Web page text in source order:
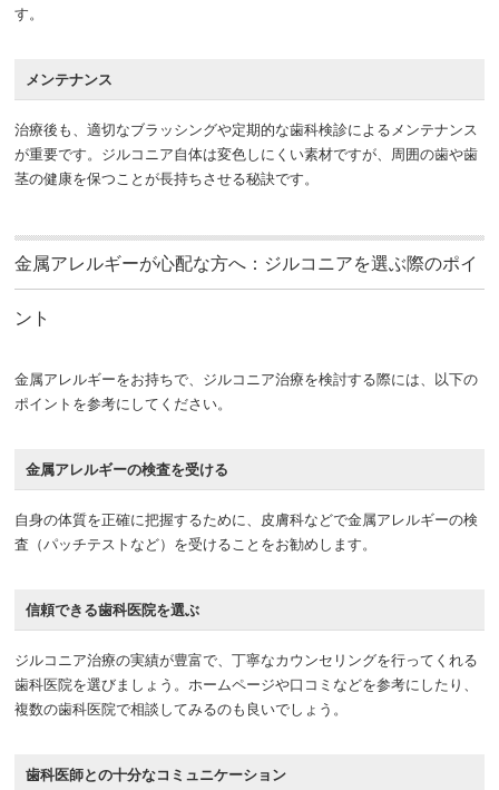
す。
メンテナンス
治療後も、適切なブラッシングや定期的な歯科検診によるメンテナンス
が重要です。ジルコニア自体は変色しにくい素材ですが、周囲の歯や歯
茎の健康を保つことが長持ちさせる秘訣です。
金属アレルギーが心配な方へ：ジルコニアを選ぶ際のポイ
ント
金属アレルギーをお持ちで、ジルコニア治療を検討する際には、以下の
ポイントを参考にしてください。
金属アレルギーの検査を受ける
自身の体質を正確に把握するために、皮膚科などで金属アレルギーの検
査（パッチテストなど）を受けることをお勧めします。
信頼できる歯科医院を選ぶ
ジルコニア治療の実績が豊富で、丁寧なカウンセリングを行ってくれる
歯科医院を選びましょう。ホームページや口コミなどを参考にしたり、
複数の歯科医院で相談してみるのも良いでしょう。
歯科医師との十分なコミュニケーション